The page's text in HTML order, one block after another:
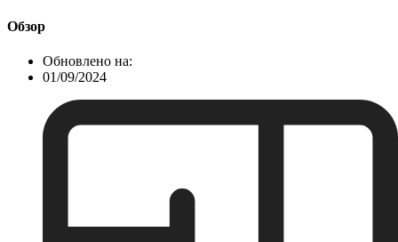
Обзор
Обновлено на:
01/09/2024